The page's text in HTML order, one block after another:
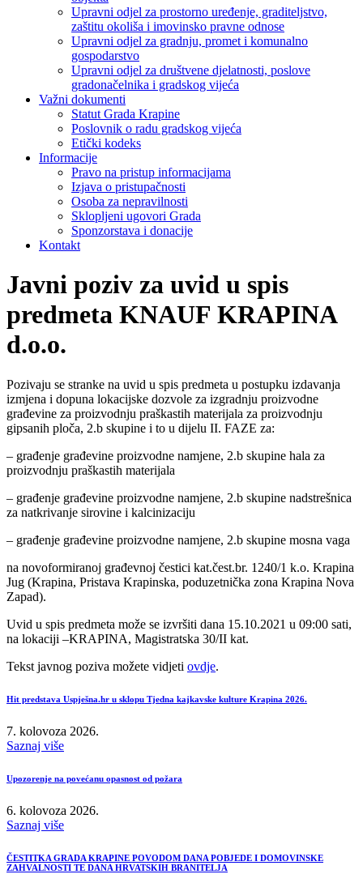
Upravni odjel za prostorno uređenje, graditeljstvo,
zaštitu okoliša i imovinsko pravne odnose
Upravni odjel za gradnju, promet i komunalno
gospodarstvo
Upravni odjel za društvene djelatnosti, poslove
gradonačelnika i gradskog vijeća
Važni dokumenti
Statut Grada Krapine
Poslovnik o radu gradskog vijeća
Etički kodeks
Informacije
Pravo na pristup informacijama
Izjava o pristupačnosti
Osoba za nepravilnosti
Sklopljeni ugovori Grada
Sponzorstava i donacije
Kontakt
Javni poziv za uvid u spis
predmeta KNAUF KRAPINA
d.o.o.
Pozivaju se stranke na uvid u spis predmeta u postupku izdavanja
izmjena i dopuna lokacijske dozvole za izgradnju proizvodne
građevine za proizvodnju praškastih materijala za proizvodnju
gipsanih ploča, 2.b skupine i to u dijelu II. FAZE za:
– građenje građevine proizvodne namjene, 2.b skupine hala za
proizvodnju praškastih materijala
– građenje građevine proizvodne namjene, 2.b skupine nadstrešnica
za natkrivanje sirovine i kalcinizaciju
– građenje građevine proizvodne namjene, 2.b skupine mosna vaga
na novoformiranoj građevnoj čestici kat.čest.br. 1240/1 k.o. Krapina
Jug (Krapina, Pristava Krapinska, poduzetnička zona Krapina Nova
Zapad).
Uvid u spis predmeta može se izvršiti dana 15.10.2021 u 09:00 sati,
na lokaciji –KRAPINA, Magistratska 30/II kat.
Tekst javnog poziva možete vidjeti ovdje.
Hit predstava Uspješna.hr u sklopu Tjedna kajkavske kulture Krapina 2026.
7. kolovoza 2026.
Saznaj više
Upozorenje na povećanu opasnost od požara
6. kolovoza 2026.
Saznaj više
ČESTITKA GRADA KRAPINE POVODOM DANA POBJEDE I DOMOVINSKE
ZAHVALNOSTI TE DANA HRVATSKIH BRANITELJA